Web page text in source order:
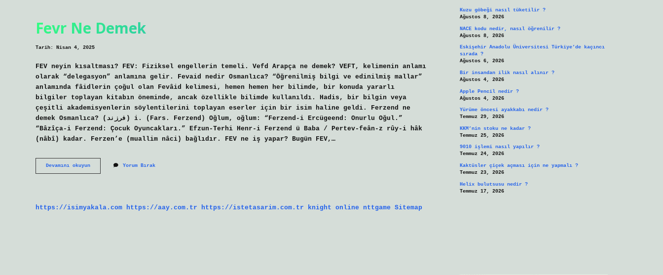
Fevr Ne Demek
Tarih: Nisan 4, 2025
FEV neyin kısaltması? FEV: Fiziksel engellerin temeli. Vefd Arapça ne demek? VEFT, kelimenin anlamı
olarak “delegasyon” anlamına gelir. Fevaid nedir Osmanlıca? “Öğrenilmiş bilgi ve edinilmiş mallar”
anlamında fâidlerin çoğul olan Fevâid kelimesi, hemen hemen her bilimde, bir konuda yararlı
bilgiler toplayan kitabın öneminde, ancak özellikle bilimde kullanıldı. Hadis, bir bilgin veya
çeşitli akademisyenlerin söylentilerini toplayan eserler için bir isim haline geldi. Ferzend ne
demek Osmanlıca? (ﻓﺮﺯﻧﺪ) i. (Fars. Ferzend) Oğlum, oğlum: “Ferzend-i Ercügeend: Onurlu Oğul.”
“Bâzîça-i Ferzend: Çocuk Oyuncakları.” Efzun-Terhi Henr-i Ferzend ü Baba / Pertev-feân-z rûy-i hâk
(nâbî) kadar. Ferzen’e (muallim nâci) bağlıdır. FEV ne iş yapar? Bugün FEV,…
Devamını okuyunFevr
Ne
Yorum Bırak
https://isimyakala.com https://aay.com.tr https://istetasarim.com.tr knight online nttgame Sitemap
Kuzu göbeği nasıl tüketilir ?
Ağustos 8, 2026
NACE kodu nedir, nasıl öğrenilir ?
Ağustos 8, 2026
Eskişehir Anadolu Üniversitesi Türkiye’de kaçıncı
sırada ?
Ağustos 6, 2026
Bir insandan ilik nasıl alınır ?
Ağustos 4, 2026
Apple Pencil nedir ?
Ağustos 4, 2026
Yürüme öncesi ayakkabı nedir ?
Temmuz 29, 2026
KKM’nin stoku ne kadar ?
Temmuz 25, 2026
9010 işlemi nasıl yapılır ?
Temmuz 24, 2026
Kaktüsler çiçek açması için ne yapmalı ?
Temmuz 23, 2026
Helix bulutsusu nedir ?
Temmuz 17, 2026